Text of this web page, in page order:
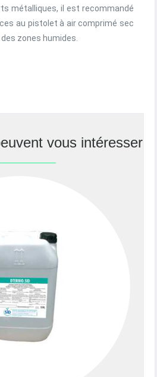
métalliques, il est recommandé
au pistolet à air comprimé sec
zones humides.
vous intéresser